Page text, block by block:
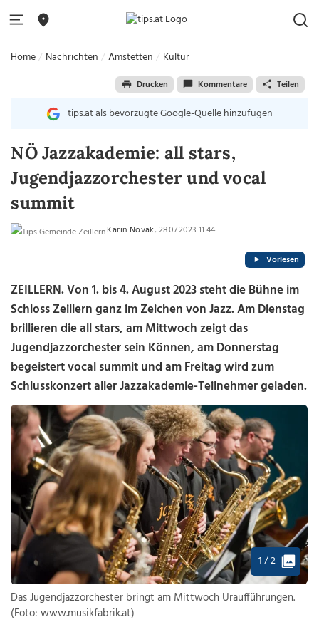
Home Nachrichten Amstetten Kultur
Drucken Kommentare Teilen
tips.at als bevorzugte Google-Quelle hinzufügen
NÖ Jazzakademie: all stars,
Jugendjazzorchester und vocal
summit
Karin Novak, 28.07.2023 11:44
Vorlesen
ZEILLERN. Von 1. bis 4. August 2023 steht die Bühne im
Schloss Zeillern ganz im Zeichen von Jazz. Am Dienstag
brillieren die all stars, am Mittwoch zeigt das
Jugendjazzorchester sein Können, am Donnerstag
begeistert vocal summit und am Freitag wird zum
Schlusskonzert aller Jazzakademie-Teilnehmer geladen.
1 / 2
Das Jugendjazzorchester bringt am Mittwoch Uraufführungen.
(Foto: www.musikfabrik.at)